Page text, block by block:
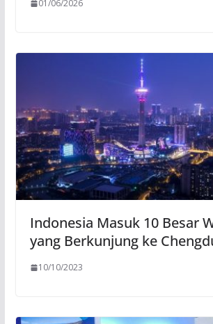
01/06/2026
Indonesia Masuk 10 Besar
yang Berkunjung ke
10/10/2023